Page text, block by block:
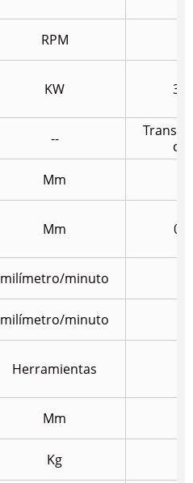
RPM
KW
--
Mm
Mm
milímetro/minuto
milímetro/minuto
Herramientas
Mm
Kg